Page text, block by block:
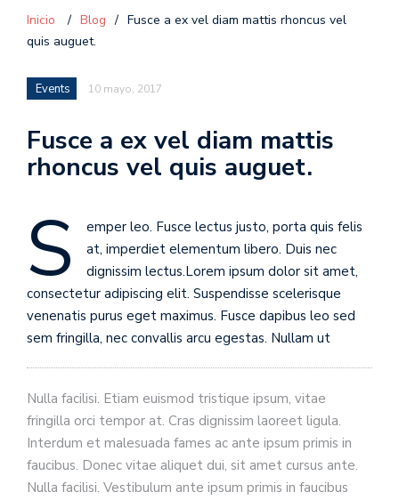
Inicio / Blog / Fusce a ex vel diam mattis rhoncus vel
quis auguet.
Events 10 mayo, 2017
Fusce a ex vel diam mattis
rhoncus vel quis auguet.
S
emper leo. Fusce lectus justo, porta quis felis
at, imperdiet elementum libero. Duis nec
dignissim lectus.Lorem ipsum dolor sit amet,
consectetur adipiscing elit. Suspendisse scelerisque
venenatis purus eget maximus. Fusce dapibus leo sed
sem fringilla, nec convallis arcu egestas. Nullam ut
Nulla facilisi. Etiam euismod tristique ipsum, vitae
fringilla orci tempor at. Cras dignissim laoreet ligula.
Interdum et malesuada fames ac ante ipsum primis in
faucibus. Donec vitae aliquet dui, sit amet cursus ante.
Nulla facilisi. Vestibulum ante ipsum primis in faucibus